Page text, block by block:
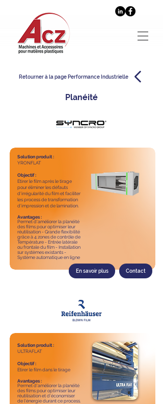
Retourner à la page Performance Industrielle
Planéité
Solution produit :
YRONFLAT
Objectif :
Etirer le film après le tirage
pour éliminer les défauts
d'irrégularité du film et faciliter
les process de transformation
d'impression et de lamination.
Avantages :
Permet d'améliorer la planéité
des films pour optimiser leur
réutilisation - Grande flexibilité
grâce à 4 zones de contrôle de
Température - Entrée latérale
ou frontale du film - Installation
sur systèmes existants -
Système automatique en ligne
En savoir plus Contact
Solution produit :
ULTRAFLAT
Objectif :
Etirer le film dans le tirage
Avantages :
Permet d'améliorer la planéité
des films pour optimiser leur
réutilisation et d'économiser
de l'énergie durant ce process.